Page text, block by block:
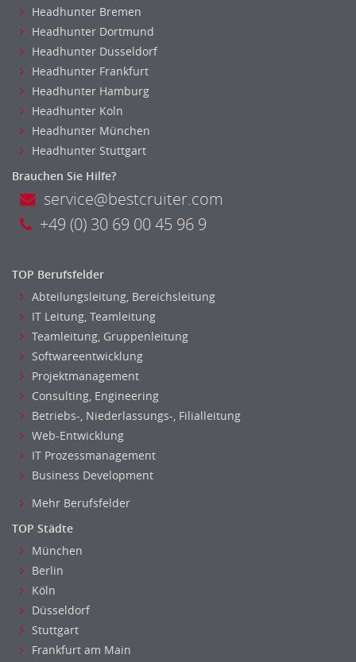
Headhunter Bremen
Headhunter Dortmund
Headhunter Dusseldorf
Headhunter Frankfurt
Headhunter Hamburg
Headhunter Koln
Headhunter München
Headhunter Stuttgart
Brauchen Sie Hilfe?
service@bestcruiter.com
+49 (0) 30 69 00 45 96 9
TOP Berufsfelder
Abteilungsleitung, Bereichsleitung
IT Leitung, Teamleitung
Teamleitung, Gruppenleitung
Softwareentwicklung
Projektmanagement
Consulting, Engineering
Betriebs-, Niederlassungs-, Filialleitung
Web-Entwicklung
IT Prozessmanagement
Business Development
Mehr Berufsfelder
TOP Städte
München
Berlin
Köln
Düsseldorf
Stuttgart
Frankfurt am Main